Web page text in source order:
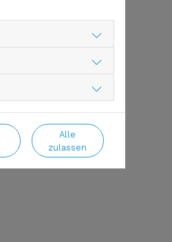
Alle
zulassen